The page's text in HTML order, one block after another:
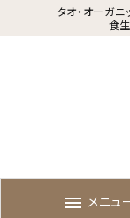
タオ・オーガ
食
menu メニュ